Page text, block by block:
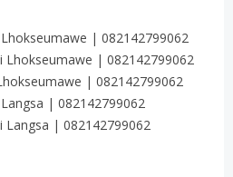
| 082142799062
Lhokseumawe | 082142799062
| 082142799062
| 082142799062
Langsa | 082142799062